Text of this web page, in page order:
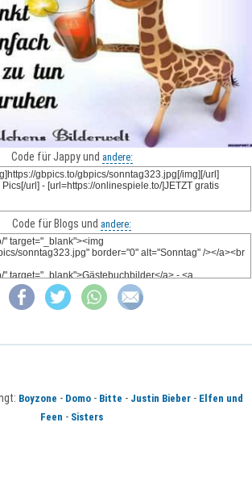
Code für Jappy und andere:
Code für Blogs und andere:
Boyzone - Domo- Bitte - Justin Bieber- Elfen und
Feen - Sisters